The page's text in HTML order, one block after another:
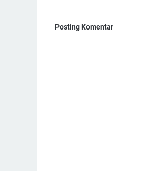
Posting Komentar